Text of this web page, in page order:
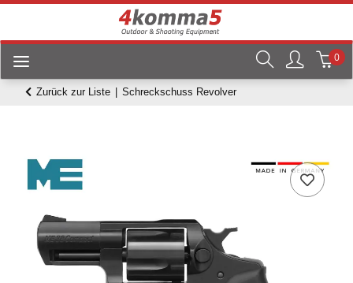
0
Zurück zur Liste Schreckschuss Revolver